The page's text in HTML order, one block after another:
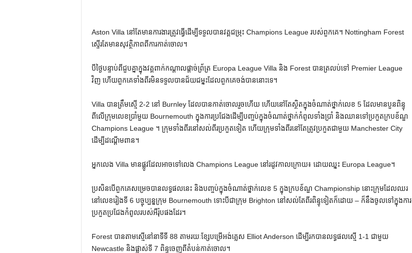
Aston Villa នៅ​តែ​មាន​ការងារ​ត្រូវ​ធ្វើ​ដើម្បី​ទទួល​បាន​វគ្គ​ជម្រុះ Champions League របស់​ពួក​គេ។ Nottingham Forest
ស្ទើរតែមានសុវត្ថិភាពពីការកាត់ចោល។
បីថ្ងៃបន្ទាប់ពីជួបគ្នាក្នុងវគ្គពាក់កណ្តាលផ្តាច់ព្រ័ត្រ Europa League Villa និង Forest បានត្រលប់ទៅ Premier League
វិញ ហើយពួកគេទាំងពីរមិនទទួលបានជ័យជម្នះដែលពួកគេចង់បាននោះទេ។
Villa បានត្រឹមស្មើ 2-2 នៅ Burnley ដែលបានកាត់ចោលរួចហើយ ហើយនៅតែស្ថិតក្នុងចំណាត់ថ្នាក់លេខ 5 ដែលមានបួនពិន្ទុ
ពីលើក្រុមលេខប្រាំមួយ Bournemouth ក្នុងការប្រជែងដើម្បីបញ្ចប់ក្នុងចំណាត់ថ្នាក់កំពូលទាំងប្រាំ និងឈានទៅប្រកួតក្របខ័ណ្ឌ
Champions League ។ ក្រុម​ទាំង​ពីរ​នៅ​សល់​ពីរ​ប្រកួត​ទៀត ហើយ​ក្រុម​ទាំង​ពីរ​នៅ​តែ​ត្រូវ​ប្រកួត​ជាមួយ Manchester City
ដើម្បី​ដណ្តើម​ពាន។
អ្នកលេង Villa មានផ្លូវដែលអាចទៅលេង Champions League នៅរដូវកាលក្រោយ៖ ដោយឈ្នះ Europa League។
ប្រសិនបើពួកគេសម្រេចបានលទ្ធផលនេះ និងបញ្ចប់ក្នុងចំណាត់ថ្នាក់លេខ 5 ក្នុងក្របខ័ណ្ឌ Championship នោះក្រុមដែលឈរ
នៅលេខរៀងទី 6 បច្ចុប្បន្នក្រុម Bournemouth ទោះបីជាក្រុម Brighton នៅសល់តែពីរពិន្ទុទៀតក៏ដោយ – ក៏នឹងចូលទៅក្នុងការ
ប្រកួតប្រជែងកំពូលរបស់អឺរ៉ុបផងដែរ។
Forest បានតាមស្មើនៅនាទីទី 88 តាមរយៈខ្សែបម្រើអង់គ្លេស Elliot Anderson ដើម្បីរកបានលទ្ធផលស្មើ 1-1 ជាមួយ
Newcastle និងផ្លាស់ទី 7 ពិន្ទុចេញពីតំបន់កាត់ចោល។